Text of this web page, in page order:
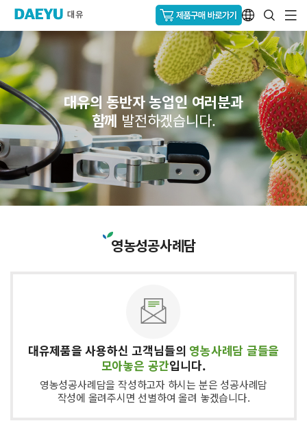
대유의 동반자 농업인 여러분과
함께 발전하겠습니다.
영농성공사례담
대유제품을 사용하신 고객님들의 영농사례담 글들을
모아놓은 공간입니다.
영농성공사례담을 작성하고자 하시는 분은 성공사례담
작성에 올려주시면 선별하여 올려 놓겠습니다.